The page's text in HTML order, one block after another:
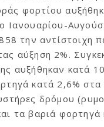
φορτίου
Ιανουαρίου-
την αντίστοιχη
αύξηση 2%.
αυξήθηκαν κατά
κατά 2,6%
δρόμου
τα βαριά φορτηγά